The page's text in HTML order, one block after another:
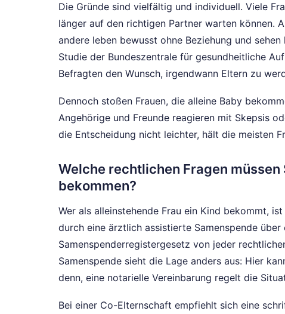
Die Gründe sind vielfältig und individuell. Viele
länger auf den richtigen Partner warten können.
andere leben bewusst ohne Beziehung und
Studie der Bundeszentrale für gesundheitliche
Befragten den Wunsch, irgendwann Eltern zu
Dennoch stoßen Frauen, die alleine Baby
Angehörige und Freunde reagieren mit Skepsis
die Entscheidung nicht leichter, hält die meisten
Welche rechtlichen Fragen
bekommen?
Wer als alleinstehende Frau ein Kind bekommt,
durch eine ärztlich assistierte Samenspende
Samenspenderregistergesetz von jeder
Samenspende sieht die Lage anders aus: Hier
denn, eine notarielle Vereinbarung regelt die
Bei einer Co-Elternschaft empfiehlt sich eine